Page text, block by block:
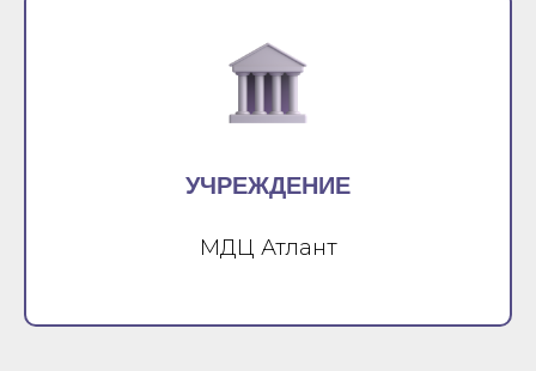
УЧРЕЖДЕНИЕ
МДЦ Атлант